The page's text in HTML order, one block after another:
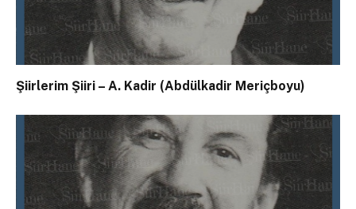
Şiirlerim Şiiri – A. Kadir (Abdülkadir Meriçboyu)